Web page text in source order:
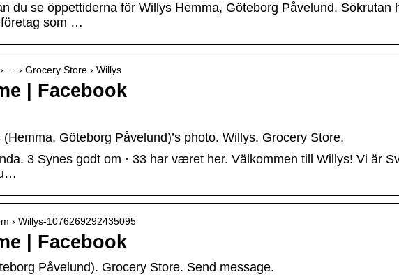
du se öppettiderna för Willys Hemma, Göteborg Påvelund. Sökrutan
som …
… › Grocery Store › Willys
| Facebook
Göteborg Påvelund)’s photo. Willys. Grocery Store.
3 Synes godt om · 33 har været her. Välkommen till Willys! Vi är
› Willys-1076269292435095
| Facebook
Påvelund). Grocery Store. Send message.